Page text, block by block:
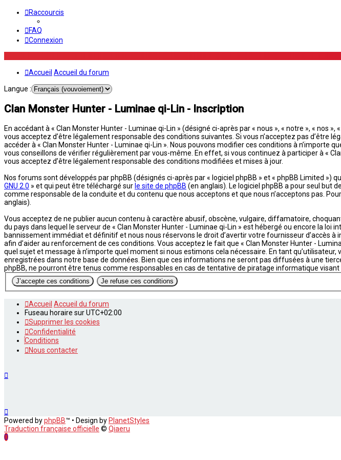
Raccourcis
FAQ
Connexion
Accueil Accueil du forum
Langue :
Clan Monster Hunter - Luminae qi-Lin - Inscription
En accédant à « Clan Monster Hunter - Luminae qi-Lin » (désigné ci-après par « nous », « notre », «
vous acceptez d’être légalement responsable des conditions suivantes. Si vous n’acceptez pas d’être
accéder à « Clan Monster Hunter - Luminae qi-Lin ». Nous pouvons modifier ces conditions à
vous conseillons de vérifier régulièrement par vous-même. En effet, si vous continuez à participer à «
vous acceptez d’être légalement responsable des conditions modifiées et mises à jour.
Nos forums sont développés par phpBB (désignés ci-après par « logiciel phpBB » et « phpBB Limited »)
GNU 2.0 » et qui peut être téléchargé sur le site de phpBB (en anglais). Le logiciel phpBB a pour seul but
comme responsable de la conduite et du contenu que nous acceptons et que nous n’acceptons pas.
anglais).
Vous acceptez de ne publier aucun contenu à caractère abusif, obscène, vulgaire, diffamatoire,
du pays dans lequel le serveur de « Clan Monster Hunter - Luminae qi-Lin » est hébergé ou encore la loi
bannissement immédiat et définitif et nous nous réservons le droit d’avertir votre fournisseur d’accès
afin d’aider au renforcement de ces conditions. Vous acceptez le fait que « Clan Monster Hunter -
quel sujet et message à n’importe quel moment si nous estimons cela nécessaire. En tant
enregistrées dans notre base de données. Bien que ces informations ne seront pas diffusées à une
phpBB, ne pourront être tenus comme responsables en cas de tentative de piratage informatique
Accueil Accueil du forum
Fuseau horaire surUTC+02:00
Supprimer les cookies
Confidentialité
Conditions
Nous contacter
Powered byphpBB™ • Design by PlanetStyles
Traduction française officielle © Qiaeru